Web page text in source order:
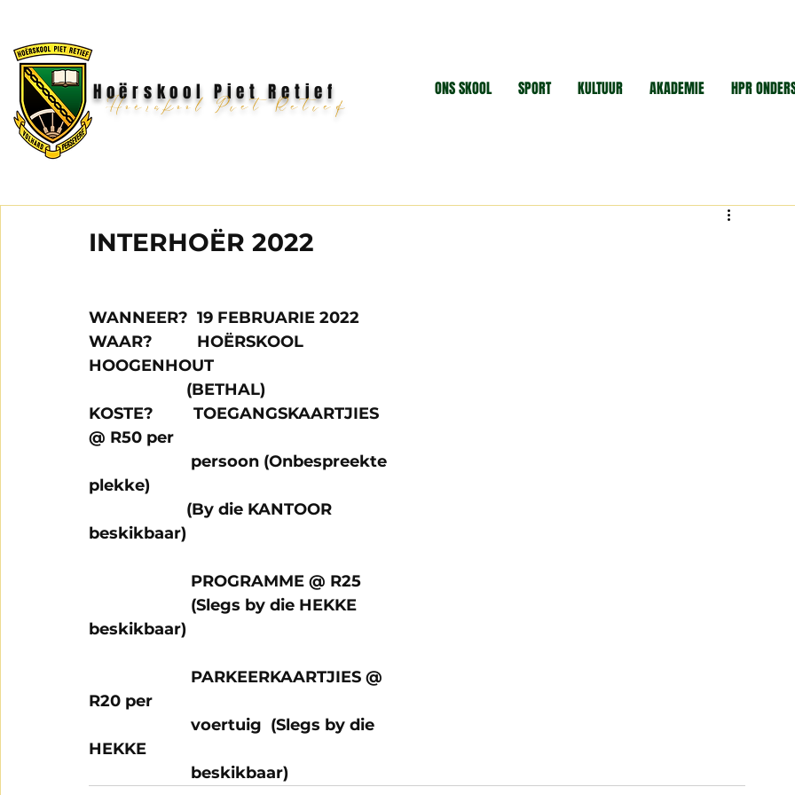
Hoërskool Piet Retief ONS SKOOL SPORT KULTUUR AKADEMIE HPR
Hoërskool Piet Retief
INTERHOËR 2022
WANNEER?  19 FEBRUARIE 2022
WAAR?          HOËRSKOOL
HOOGENHOUT
                      (BETHAL)
KOSTE?         TOEGANGSKAARTJIES
@ R50 per
plekke)
beskikbaar)
                       PROGRAMME @ R25
beskikbaar)
R20 per
HEKKE
                       beskikbaar)